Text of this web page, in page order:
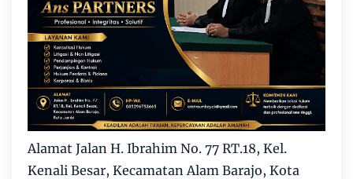
Alamat Jalan H. Ibrahim No. 77 RT.18, Kel.
Kenali Besar, Kecamatan Alam Barajo, Kota